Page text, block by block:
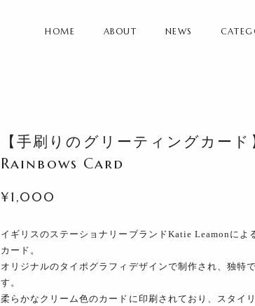
HOME ABOUT NEWS
【手刷りのグリーティングカー
Rainbows Card
¥1,000
イギリスのステーショナリーブランドKatie Leamonによ
カード。
オリジナルのタイポグラフィデザインで制作され、独特
す。
柔らかなクリーム色のカードに印刷されており、スタイ